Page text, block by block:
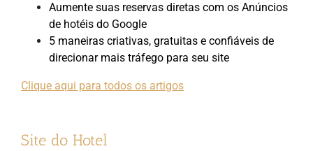
Aumente suas reservas diretas com os Anúncios
de hotéis do Google
5 maneiras criativas, gratuitas e confiáveis de
direcionar mais tráfego para seu site
Clique aqui para todos os artigos
Site do Hotel